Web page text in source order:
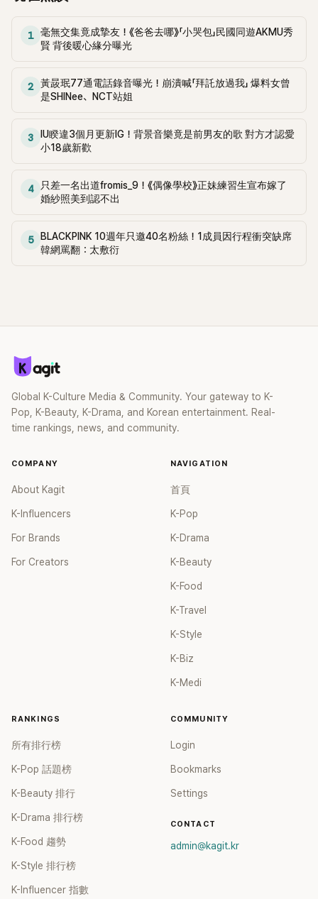
1
毫無交集竟成摯友！《爸爸去哪》「小哭包」民國同遊AKMU秀
賢 背後暖心緣分曝光
2
黃晸珉77通電話錄音曝光！崩潰喊「拜託放過我」 爆料女曾
是SHINee、NCT站姐
3
IU睽違3個月更新IG！背景音樂竟是前男友的歌 對方才認愛
小18歲新歡
4
只差一名出道fromis_9！《偶像學校》正妹練習生宣布嫁了
婚紗照美到認不出
5
BLACKPINK 10週年只邀40名粉絲！1成員因行程衝突缺席
韓網罵翻：太敷衍
Global K-Culture Media & Community. Your gateway to K-
Pop, K-Beauty, K-Drama, and Korean entertainment. Real-
time rankings, news, and community.
COMPANY
About Kagit
K-Influencers
For Brands
For Creators
NAVIGATION
首頁
K-Pop
K-Drama
K-Beauty
K-Food
K-Travel
K-Style
K-Biz
K-Medi
RANKINGS
所有排行榜
K-Pop 話題榜
K-Beauty 排行
K-Drama 排行榜
K-Food 趨勢
K-Style 排行榜
K-Influencer 指數
COMMUNITY
Login
Bookmarks
Settings
CONTACT
admin@kagit.kr